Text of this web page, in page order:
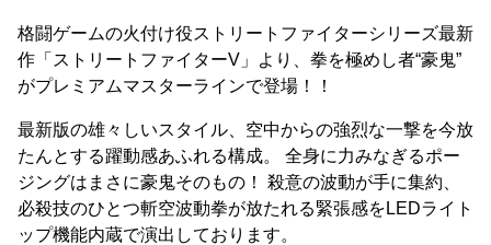
格闘ゲームの火付け役ストリートファイターシリーズ最新
作「ストリートファイターV」より、拳を極めし者“豪鬼”
がプレミアムマスターラインで登場！！
最新版の雄々しいスタイル、空中からの強烈な一撃を今放
たんとする躍動感あふれる構成。 全身に力みなぎるポー
ジングはまさに豪鬼そのもの！ 殺意の波動が手に集約、
必殺技のひとつ斬空波動拳が放たれる緊張感をLEDライト
ップ機能内蔵で演出しております。